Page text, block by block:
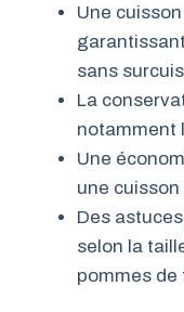
Une
sans
La
notamment
Une
une cuisson
Des
selon la
pommes de